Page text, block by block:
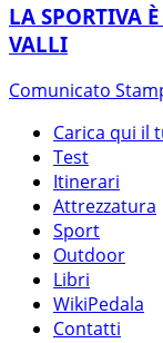
LA SPORTIVA
VALLI
Comunicato
Carica qui il
Test
Itinerari
Attrezzatura
Sport
Outdoor
Libri
WikiPedala
Contatti